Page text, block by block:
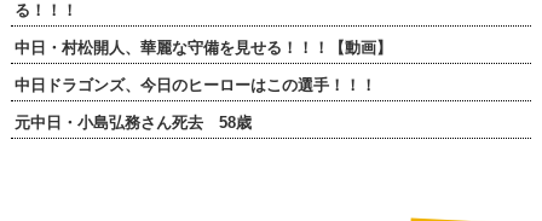
る！！！
中日・村松開人、華麗な守備を見せる！！！【動画】
中日ドラゴンズ、今日のヒーローはこの選手！！！
元中日・小島弘務さん死去 58歳